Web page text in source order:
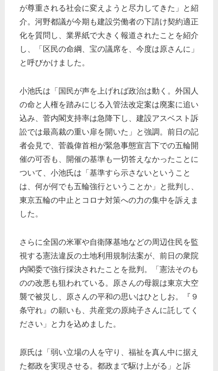
が尊重される社会に変えようと尽力してきた」と紹
介。河野都議が今期も建設労働者の下請け契約適正
化を質問し、業界紙で大きく報道されたことを紹介
し、「区民の命綱、宝の議席を、今度は原さんに」
と呼びかけました。
小池氏は「国民が声を上げれば政治は動く。外国人
の命と人権を踏みにじる入管法改定案は廃案に追い
込み、菅内閣支持率は急降下し、建設アスベスト訴
訟では最高裁の重い扉を開いた」と強調。前日の記
者会見で、菅義偉首相が緊急事態宣言下での五輪開
催の可否も、開催の基準も一切答えなかったことに
ついて、小池氏は「基準すら示さないということ
は、何が何でも五輪強行ということか」と批判し、
東京五輪の中止とコロナ対策への力の集中を訴えま
した。
さらに全国の米軍や自衛隊基地などの周辺住民を監
視する憲法違反の土地利用規制法案が、前日の衆院
内閣委で強行採決されたことを批判。「憲法そのも
のの改悪も狙われている。原さんの母親は東京大空
襲で被災し、原さんの平和の思いはひとしお。『９
条守れ』の願いも、共産党の原純子さんに託してく
ださい」と力を込めました。
原氏は「弱い立場の人を守り、福祉を真ん中に据え
た都政を実現させる。都政まで駆け上がる」と訴